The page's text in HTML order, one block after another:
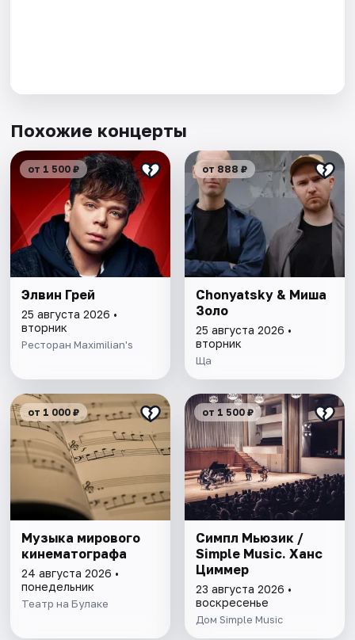
Похожие концерты
от 1 500 ₽
Элвин Грей
25 августа 2026 •
вторник
Ресторан Maximilian's
от 888 ₽
Chonyatsky & Миша
Золо
25 августа 2026 •
вторник
Ща
от 1 000 ₽
Музыка мирового
кинематографа
24 августа 2026 •
понедельник
Театр на Булаке
от 1 500 ₽
Симпл Мьюзик /
Simple Music. Ханс
Циммер
23 августа 2026 •
воскресенье
Дом Simple Music